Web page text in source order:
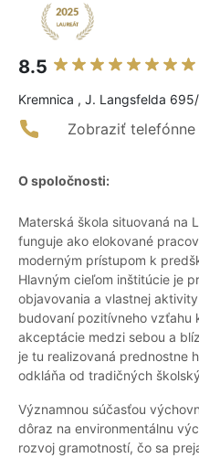
8.5
Kremnica , J. Langsfelda
Zobraziť telefónne
O spoločnosti:
Materská škola situovaná na
funguje ako elokované
moderným prístupom k
Hlavným cieľom inštitúcie je
objavovania a vlastnej
budovaní pozitívneho vzťahu
akceptácie medzi sebou a
je tu realizovaná prednostne
odkláňa od tradičných
Významnou súčasťou
dôraz na environmentálnu
rozvoj gramotností, čo sa